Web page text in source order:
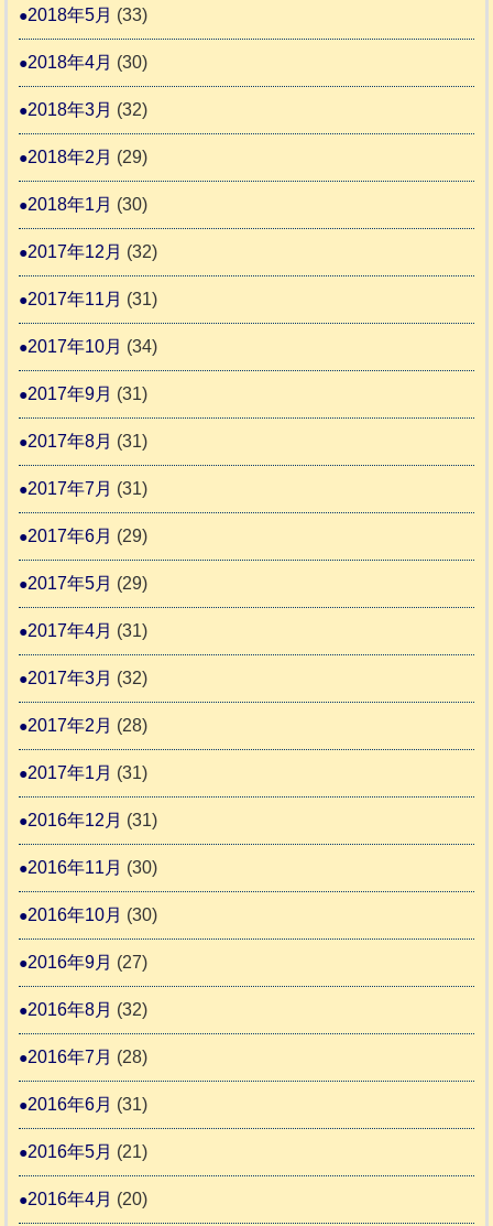
2018年5月 (33)
2018年4月 (30)
2018年3月 (32)
2018年2月 (29)
2018年1月 (30)
2017年12月 (32)
2017年11月 (31)
2017年10月 (34)
2017年9月 (31)
2017年8月 (31)
2017年7月 (31)
2017年6月 (29)
2017年5月 (29)
2017年4月 (31)
2017年3月 (32)
2017年2月 (28)
2017年1月 (31)
2016年12月 (31)
2016年11月 (30)
2016年10月 (30)
2016年9月 (27)
2016年8月 (32)
2016年7月 (28)
2016年6月 (31)
2016年5月 (21)
2016年4月 (20)